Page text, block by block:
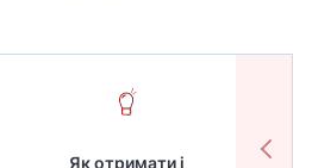
Як отримати і